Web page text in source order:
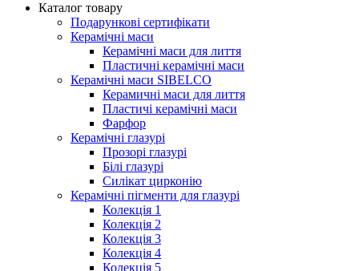
Каталог товару
Подарункові сертифікати
Керамічні маси
Керамічні маси для лиття
Пластичні керамічні маси
Керамічні маси SIBELСO
Керамичні маси для лиття
Пластичі керамічні маси
Фарфор
Керамічні глазурі
Прозорі глазурі
Білі глазурі
Силікат цирконію
Керамічні пігменти для глазурі
Колекція 1
Колекція 2
Колекція 3
Колекція 4
Колекція 5